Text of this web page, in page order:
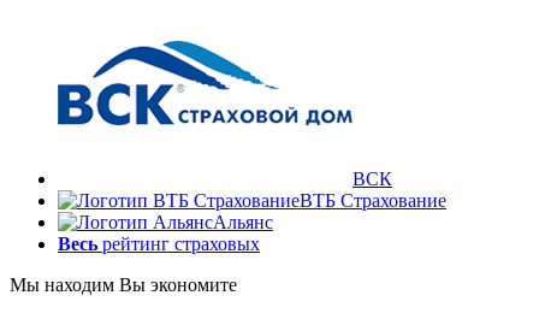
ВСК
ВТБ Страхование
Альянс
Весь рейтинг страховых
Мы находим Вы экономите